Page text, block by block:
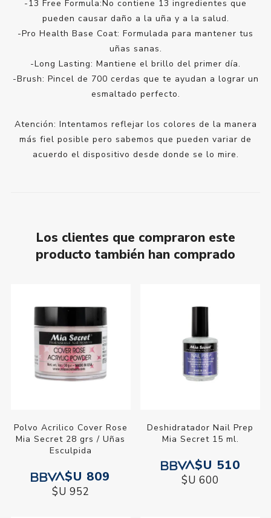
-13 Free Formula:No contiene 13 ingredientes que
pueden causar daño a la uña y a la salud.
-Pro Health Base Coat: Formulada para mantener tus
uñas sanas.
-Long Lasting: Mantiene el brillo del primer día.
-Brush: Pincel de 700 cerdas que te ayudan a lograr un
esmaltado perfecto.
Atención: Intentamos reflejar los colores de la manera
más fiel posible pero sabemos que pueden variar de
acuerdo el dispositivo desde donde se lo mire.
Los clientes que compraron este
producto también han comprado
Polvo Acrilico Cover Rose
Mia Secret 28 grs / Uñas
Esculpida
$U 809
$U 952
Deshidratador Nail Prep
Mia Secret 15 ml.
$U 510
$U 600